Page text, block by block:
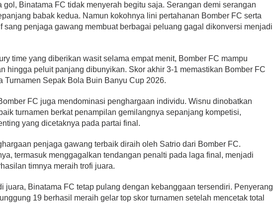
gol, Binatama FC tidak menyerah begitu saja. Serangan demi serangan
babak kedua. Namun kokohnya lini pertahanan Bomber FC serta
sang penjaga gawang membuat berbagai peluang gagal dikonversi menjadi
time yang diberikan wasit selama empat menit, Bomber FC mampu
hingga peluit panjang dibunyikan. Skor akhir 3-1 memastikan Bomber FC
Turnamen Sepak Bola Buin Banyu Cup 2026.
FC juga mendominasi penghargaan individu. Wisnu dinobatkan
turnamen berkat penampilan gemilangnya sepanjang kompetisi,
yang dicetaknya pada partai final.
penjaga gawang terbaik diraih oleh Satrio dari Bomber FC.
termasuk menggagalkan tendangan penalti pada laga final, menjadi
timnya meraih trofi juara.
juara, Binatama FC tetap pulang dengan kebanggaan tersendiri. Penyerang
19 berhasil meraih gelar top skor turnamen setelah mencetak total